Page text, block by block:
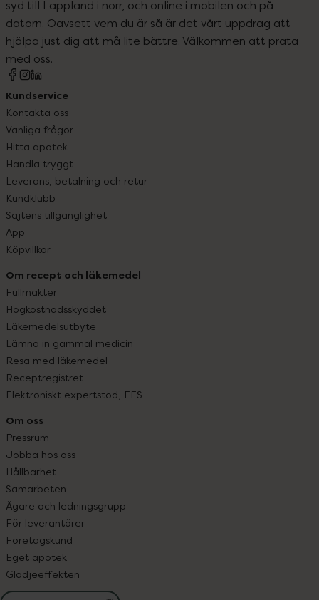
syd till Lappland i norr, och online i mobilen och på
datorn. Oavsett vem du är så är det vårt uppdrag att
hjälpa just dig att må lite bättre. Välkommen att prata
med oss.
Kundservice
Kontakta oss
Vanliga frågor
Hitta apotek
Handla tryggt
Leverans, betalning och retur
Kundklubb
Sajtens tillgänglighet
App
Köpvillkor
Om recept och läkemedel
Fullmakter
Högkostnadsskyddet
Läkemedelsutbyte
Lämna in gammal medicin
Resa med läkemedel
Receptregistret
Elektroniskt expertstöd, EES
Om oss
Pressrum
Jobba hos oss
Hållbarhet
Samarbeten
Ägare och ledningsgrupp
För leverantörer
Företagskund
Eget apotek
Glädjeeffekten